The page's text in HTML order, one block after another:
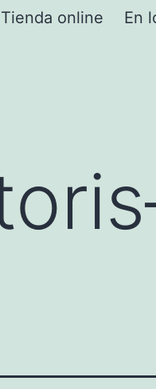
Tienda online En